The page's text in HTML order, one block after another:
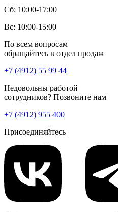
Сб: 10:00-17:00
Вс: 10:00-15:00
По всем вопросам
обращайтесь в отдел продаж
+7 (4912) 55 99 44
Недовольны работой
сотрудников? Позвоните нам
+7 (4912) 955 400
Присоединяйтесь